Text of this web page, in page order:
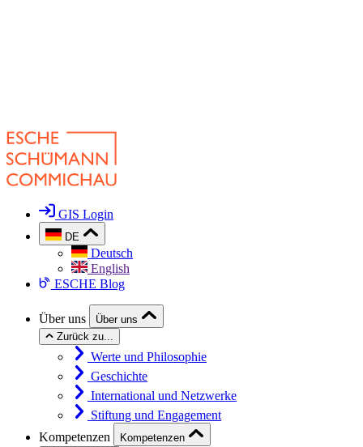
GIS Login
DE
Deutsch
English
ESCHE Blog
Über uns
Über uns
Zurück zu...
Werte und Philosophie
Geschichte
International und Netzwerke
Stiftung und Engagement
Kompetenzen
Kompetenzen